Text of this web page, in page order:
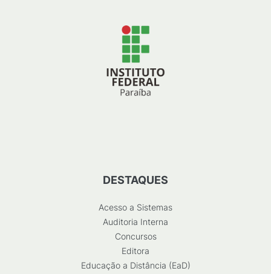
DESTAQUES
Acesso a Sistemas
Auditoria Interna
Concursos
Editora
Educação a Distância (EaD)